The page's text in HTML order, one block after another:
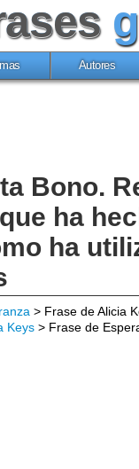
Autores
Bono.
ha
ha
> Frase de Alicia
Keys > Frase de